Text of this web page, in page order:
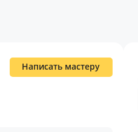
Написать мастеру